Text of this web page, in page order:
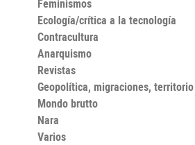
Feminismos
Ecología/crítica a la tecnología
Contracultura
Anarquismo
Revistas
Geopolítica, migraciones,
Mondo brutto
Nara
Varios